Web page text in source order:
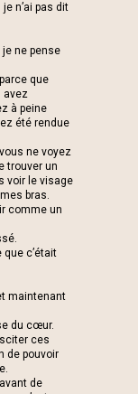
n’ai pas dit
je ne pense
que
avez
à peine
été rendue
ne voyez
trouver un
voir le visage
bras.
comme un
que c’était
maintenant
du cœur.
ces
de pouvoir
de